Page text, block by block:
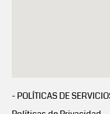
- POLÍTICAS DE